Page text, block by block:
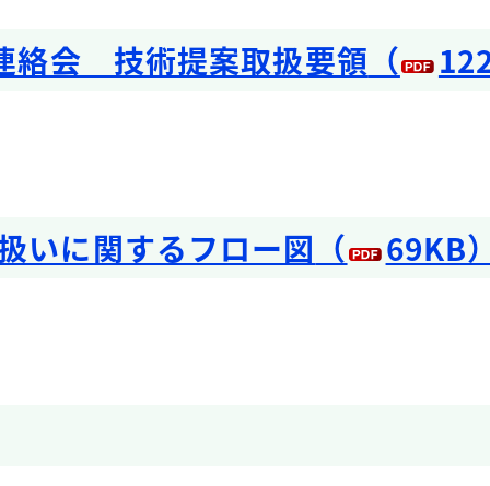
絡会 技術提案取扱要領 （
いに関するフロー図 （ 69KB